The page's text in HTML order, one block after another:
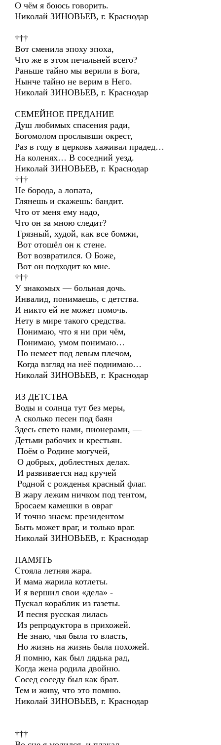
О чём я боюсь говорить.
Николай ЗИНОВЬЕВ, г. Краснодар
†††
Вот сменила эпоху эпоха,
Что же в этом печальней всего?
Раньше тайно мы верили в Бога,
Нынче тайно не верим в Него.
Николай ЗИНОВЬЕВ, г. Краснодар
СЕМЕЙНОЕ ПРЕДАНИЕ
Душ любимых спасения ради,
Богомолом прослывши окрест,
Раз в году в церковь хаживал прадед…
На коленях… В соседний уезд.
Николай ЗИНОВЬЕВ, г. Краснодар
†††
Не борода, а лопата,
Глянешь и скажешь: бандит.
Что от меня ему надо,
Что он за мною следит?
Грязный, худой, как все бомжи,
Вот отошёл он к стене.
Вот возвратился. О Боже,
Вот он подходит ко мне.
†††
У знакомых — больная дочь.
Инвалид, понимаешь, с детства.
И никто ей не может помочь.
Нету в мире такого средства.
Понимаю, что я ни при чём,
Понимаю, умом понимаю…
Но немеет под левым плечом,
Когда взгляд на неё поднимаю…
Николай ЗИНОВЬЕВ, г. Краснодар
ИЗ ДЕТСТВА
Воды и солнца тут без меры,
А сколько песен под баян
Здесь спето нами, пионерами, —
Детьми рабочих и крестьян.
Поём о Родине могучей,
О добрых, доблестных делах.
И развивается над кручей
Родной с рожденья красный флаг.
В жару лежим ничком под тентом,
Бросаем камешки в овраг
И точно знаем: президентом
Быть может враг, и только враг.
Николай ЗИНОВЬЕВ, г. Краснодар
ПАМЯТЬ
Стояла летняя жара.
И мама жарила котлеты.
И я вершил свои «дела» -
Пускал кораблик из газеты.
И песня русская лилась
Из репродуктора в прихожей.
Не знаю, чья была то власть,
Но жизнь на жизнь была похожей.
Я помню, как был дядька рад,
Когда жена родила двойню.
Сосед соседу был как брат.
Тем и живу, что это помню.
Николай ЗИНОВЬЕВ, г. Краснодар
†††